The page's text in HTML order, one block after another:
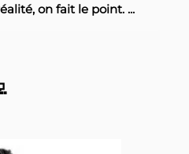
on fait le point. ...